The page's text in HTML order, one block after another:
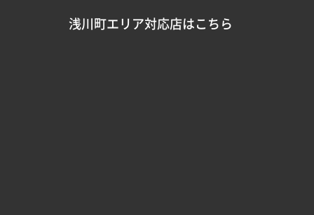
浅川町エリア対応店はこちら